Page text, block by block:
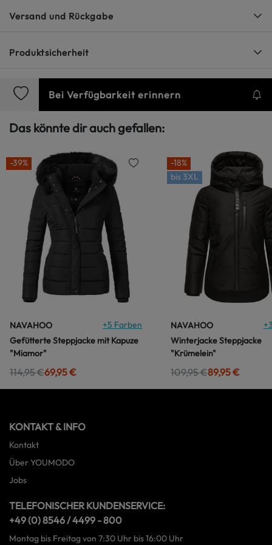
Versand und Rückgabe
Produktsicherheit
Bei Verfügbarkeit erinnern
Das könnte dir auch gefallen:
-39%
NAVAHOO +5 Farben
Gefütterte Steppjacke mit Kapuze
"Miamor"
114,95 €69,95 €
-18%
bis 3XL
NAVAHOO +
Winterjacke Steppjacke
"Krümelein"
109,95 €89,95 €
KONTAKT & INFO
Kontakt
Über YOUMODO
Jobs
TELEFONISCHER KUNDENSERVICE:
+49 (0) 8546 / 4499 - 800
Montag bis Freitag von 7:30 Uhr bis 16:00 Uhr